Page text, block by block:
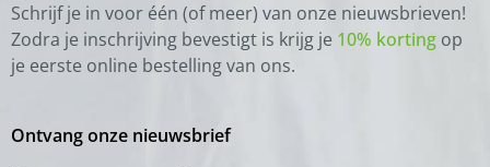
Schrijf je in voor één (of meer) van onze nieuwsbrieven!
Zodra je inschrijving bevestigt is krijg je 10% korting op
je eerste online bestelling van ons.
Ontvang onze nieuwsbrief